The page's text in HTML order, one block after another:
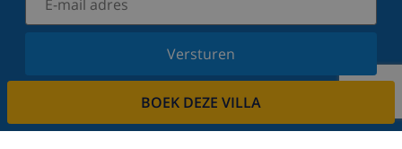
BOEK DEZE VILLA
Versturen
Schrijf u in voor onze nieuwsbrief en blijf op de
Wij respecteren uw privacy.